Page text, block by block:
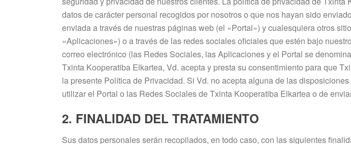
datos de carácter personal recogidos por nosotros o que nos hayan sido
enviada a través de nuestras páginas web (el «Portal») y cualesquiera otros
«Aplicaciones») o a través de las redes sociales oficiales que estén bajo
correo electrónico (las Redes Sociales, las Aplicaciones y el Portal se
Txinta Kooperatiba Elkartea, Vd. acepta y presta su consentimiento para que
la presente Política de Privacidad. Si Vd. no acepta alguna de las
utilizar el Portal o las Redes Sociales de Txinta Kooperatiba Elkartea o de
2. FINALIDAD DEL TRATAMIENTO
Sus datos personales serán recopilados, en todo caso, con las siguientes